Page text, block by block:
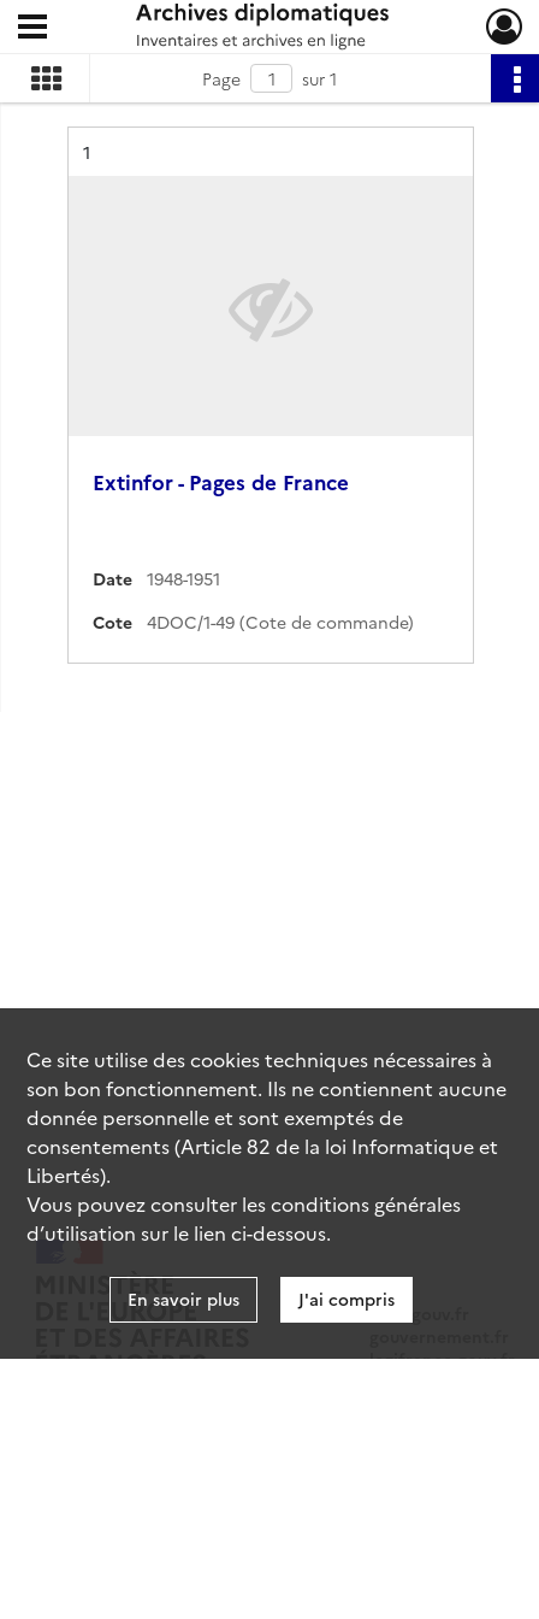
Archives diplomatiques
Ouvrir le menu déroulant
Page sur 1
Résultat n°
1
Extinfor - Pages de France
Date
1948-1951
Cote
4DOC/1-49 (Cote de commande)
data.gouv.fr
legifrance.gouv.fr
Ce site utilise descookiestechniques nécessaires à
son bon fonctionnement. Ils ne contiennent aucune
donnée personnelle et sont exemptés de
consentements (Article 82 de la loi Informatique et
Libertés).
Vous pouvez consulter les conditions générales
d’utilisation sur le lien ci-dessous.
En savoir plus J'ai compris